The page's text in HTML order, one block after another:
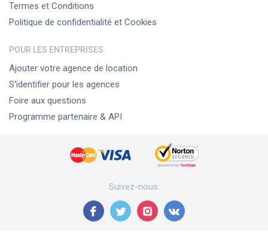
Termes et Conditions
Politique de confidentialité et Cookies
POUR LES ENTREPRISES
Ajouter votre agence de location
S'identifier pour les agences
Foire aux questions
Programme partenaire & API
Suivez-nous: